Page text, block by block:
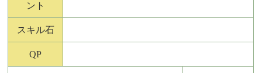
ント
スキル石
QP